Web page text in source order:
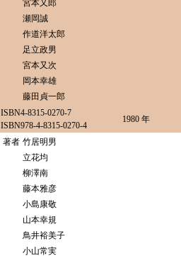
宮本又郎
瀬岡誠
作道洋太郎
足立政男
宮本又次
岡本幸雄
藤田貞一郎
ISBN4-8315-0270-7
ISBN978-4-8315-0270-4
1980 年
著者 竹居明男
立花均
柳澤南
藤本雅彦
小島康敬
山本幸規
鳥井裕美子
小山常実